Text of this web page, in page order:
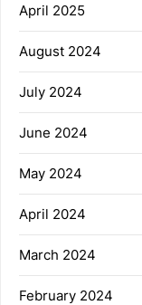
April 2025
August 2024
July 2024
June 2024
May 2024
April 2024
March 2024
February 2024